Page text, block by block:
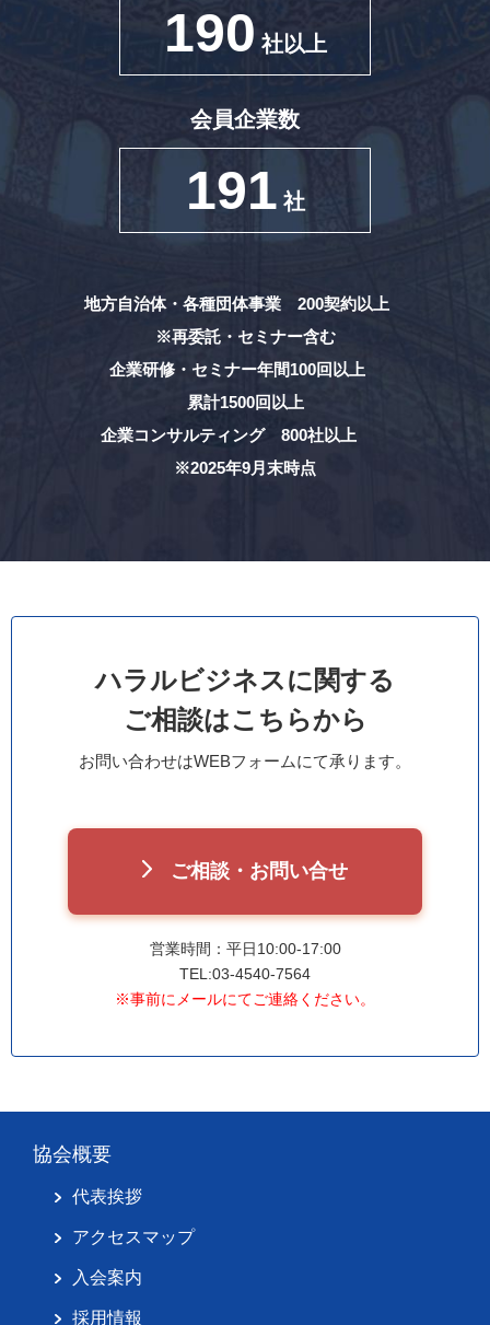
190 社以上
会員企業数
191 社
地方自治体・各種団体事業 200契約以上
※再委託・セミナー含む
企業研修・セミナー年間100回以上
累計1500回以上
企業コンサルティング 800社以上
※2025年9月末時点
ハラルビジネスに関する
ご相談はこちらから
お問い合わせはWEBフォームにて承ります。
ご相談・お問い合せ
営業時間：平日10:00-17:00
TEL:03-4540-7564
※事前にメールにてご連絡ください。
協会概要
代表挨拶
アクセスマップ
入会案内
採用情報